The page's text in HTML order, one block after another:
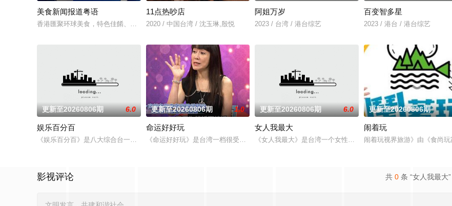
美食新闻报道粤语
香港匯聚环球美食，特色佳餚、贴地料理受到识饮识食之人的密切关注！黄婉曼、蔡雪莹、倪嘉雯、黄嘉雯、廖慧仪、伍倩彤等美食主播、主
11点热吵店
2020 / 中国台湾 / 沈玉琳,殷悦
阿姐万岁
2023 / 台湾 / 港台综艺
百变智多星
2023 / 港台 / 港台综艺
更新至20260806期 6.0
娱乐百分百
《娱乐百分百》是八大综合台一档娱乐新闻节目，每天报道最新的娱乐新闻，节目还会请嘉宾现场访谈！节目贴近年轻族群，介绍时下流行的
更新至20260806期 1.0
命运好好玩
《命运好好玩》是台湾一档很受欢迎的命理节目,各类风水、星座、命理占卜等时下社交必备的流行话题
更新至20260806期 6.0
女人我最大
《女人我最大》是台湾一个女性类的电视娱乐节目，讨论各种女
更新至20260806期
闹着玩
闹着玩视界旅游》由《食尚
共 0 条 “女人我最大
影视评论